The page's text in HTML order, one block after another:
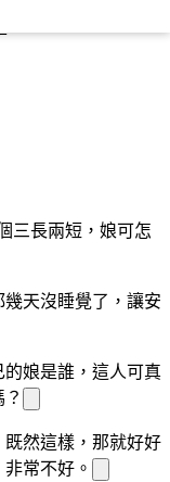
三長兩短，娘可怎
幾天沒睡覺了，讓安
娘是誰，這人可真
既然這樣，那就好好
常不好。